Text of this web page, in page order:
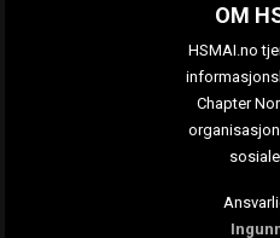
OM
HSMAI.no
Chapter